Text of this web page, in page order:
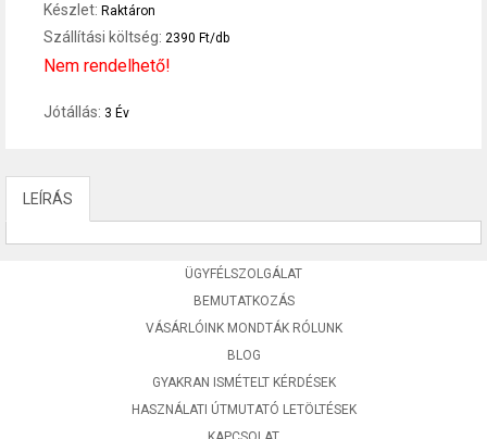
Készlet: Raktáron
Szállítási költség: 2390 Ft/db
Nem rendelhető!
Jótállás: 3 Év
LEÍRÁS
ÜGYFÉLSZOLGÁLAT
BEMUTATKOZÁS
VÁSÁRLÓINK MONDTÁK RÓLUNK
BLOG
GYAKRAN ISMÉTELT KÉRDÉSEK
HASZNÁLATI ÚTMUTATÓ LETÖLTÉSEK